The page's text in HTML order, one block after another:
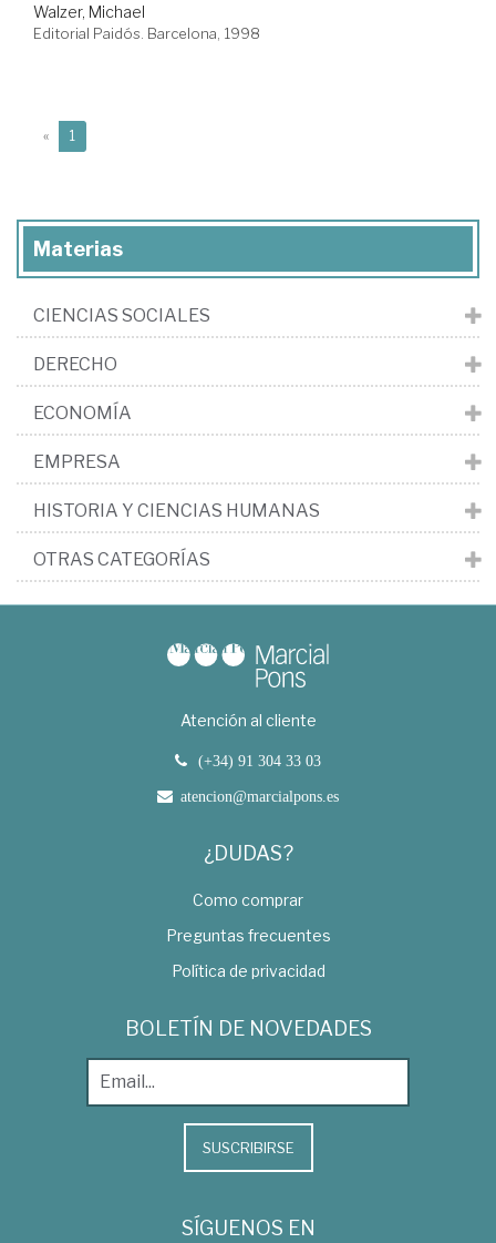
Walzer, Michael
Editorial Paidós. Barcelona, 1998
« 1
Materias
CIENCIAS SOCIALES
DERECHO
ECONOMÍA
EMPRESA
HISTORIA Y CIENCIAS HUMANAS
OTRAS CATEGORÍAS
Atención al cliente
(+34) 91 304 33 03
atencion@marcialpons.es
¿DUDAS?
Como comprar
Preguntas frecuentes
Política de privacidad
BOLETÍN DE NOVEDADES
SUSCRIBIRSE
SÍGUENOS EN